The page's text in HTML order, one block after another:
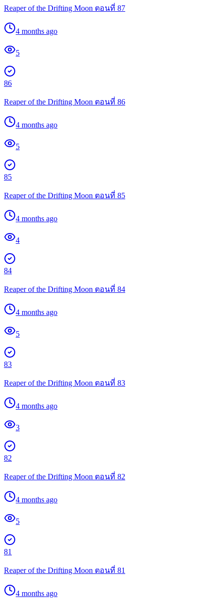
Reaper of the Drifting Moon ตอนที่ 87
4 months ago
5
86
Reaper of the Drifting Moon ตอนที่ 86
4 months ago
5
85
Reaper of the Drifting Moon ตอนที่ 85
4 months ago
4
84
Reaper of the Drifting Moon ตอนที่ 84
4 months ago
5
83
Reaper of the Drifting Moon ตอนที่ 83
4 months ago
3
82
Reaper of the Drifting Moon ตอนที่ 82
4 months ago
5
81
Reaper of the Drifting Moon ตอนที่ 81
4 months ago